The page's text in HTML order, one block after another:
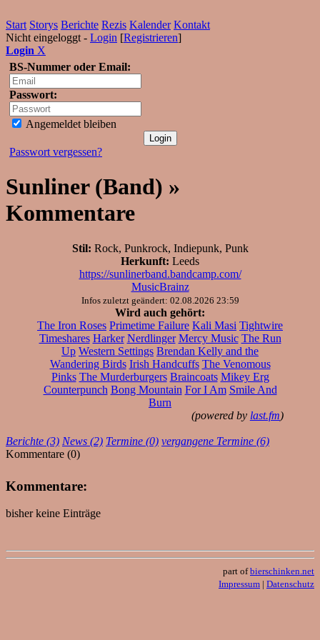
Start Storys Berichte Rezis Kalender Kontakt
Nicht eingeloggt - Login [Registrieren]
Login X
BS-Nummer oder Email:
Passwort:
Angemeldet bleiben
Passwort vergessen?
Sunliner (Band) »
Kommentare
Stil: Rock, Punkrock, Indiepunk, Punk
Herkunft: Leeds
https://sunlinerband.bandcamp.com/
MusicBrainz
Infos zuletzt geändert: 02.08.2026 23:59
Wird auch gehört:
The Iron Roses Primetime Failure Kali Masi Tightwire
Timeshares Harker Nerdlinger Mercy Music The Run
Up Western Settings Brendan Kelly and the
Wandering Birds Irish Handcuffs The Venomous
Pinks The Murderburgers Braincoats Mikey Erg
Counterpunch Bong Mountain For I Am Smile And
Burn
(powered by last.fm)
Berichte (3) News (2) Termine (0) vergangene Termine (6)
Kommentare (0)
Kommentare:
bisher keine Einträge
part ofbierschinken.net
Impressum | Datenschutz